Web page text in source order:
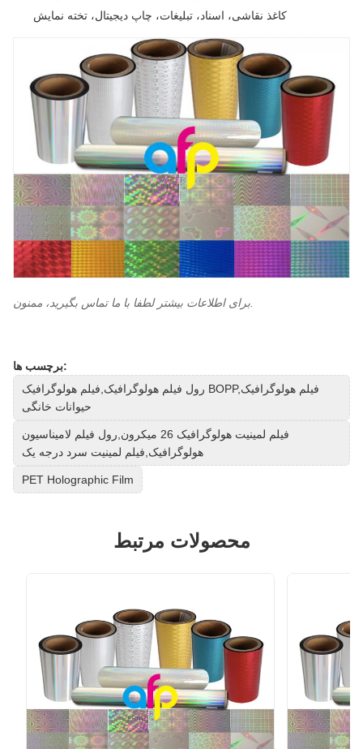
کاغذ نقاشی، اسناد، تبلیغات، چاپ دیجیتال، تخته نمایش
برچسب ها:
رول فیلم هولوگرافیک,فیلم هولوگرافیک BOPP,فیلم هولوگرافیک
حیوانات خانگی
فیلم لمینیت هولوگرافیک 26 میکرون,رول فیلم لامیناسیون
هولوگرافیک,فیلم لمینیت سرد درجه یک
PET Holographic Film
محصولات مرتبط